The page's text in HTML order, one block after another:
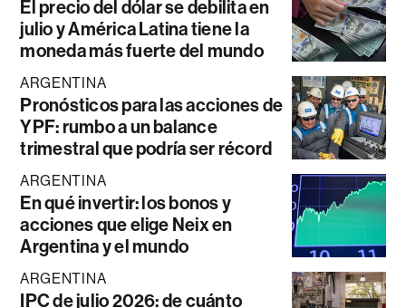
El precio del dólar se debilita en
julio y América Latina tiene la
moneda más fuerte del mundo
ARGENTINA
Pronósticos para las acciones de
YPF: rumbo a un balance
trimestral que podría ser récord
ARGENTINA
En qué invertir: los bonos y
acciones que elige Neix en
Argentina y el mundo
ARGENTINA
IPC de julio 2026: de cuánto